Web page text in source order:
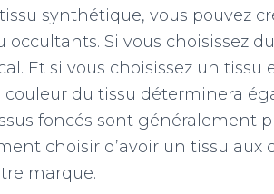
synthétique, vous pouvez
occultants. Si vous choisissez
Et si vous choisissez un tissu
couleur du tissu déterminera
foncés sont généralement
choisir d’avoir un tissu aux
marque.